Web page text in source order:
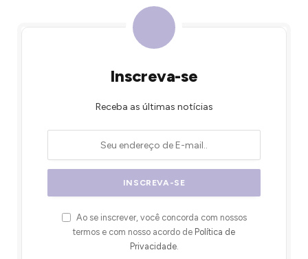
Inscreva-se
Receba as últimas notícias
Ao se inscrever, você concorda com nossos
termos e com nosso acordo de Política de
Privacidade.